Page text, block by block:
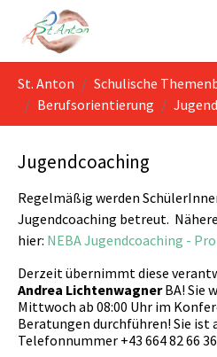
Skip to main navigation
Skip to main content
Skip to page footer
St. Anton
Schulische
Berufsorientierung
Jugendcoaching
Regelmäßig werden
Jugendcoaching betreut.
hier: NEBA Jugendcoaching -
Derzeit übernimmt diese
Andrea LichtenwagnerBA! Sie
Mittwoch ab 08:00 Uhr im
Beratungen durchführen! Sie ist
Telefonnummer +43 664 82 66